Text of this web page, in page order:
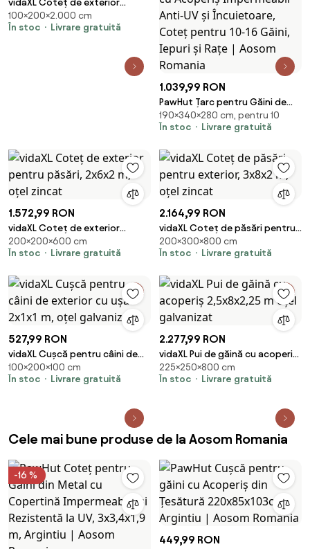
vidaXL Coteț de exterior
pentru păsări, 2x10x2 m, oțel
zincat
100×200×2.000 cm
În stoc
Livrare gratuită
1.039,99 RON
PawHut Țarc pentru Găini de
Exterior, 2.8x3.4x1.9m, 9.5㎡ Țarc
Metalic din Oțel Galvanizat cu
Încuietoare, Coteț pentru 10-
16 Găini, Iepuri și Rațe | Aosom
Romania
190×340×280 cm, pentru 10
În stoc
Livrare gratuită
1.572,99 RON
vidaXL Coteț de exterior
pentru păsări, 2x6x2 m, oțel
zincat
200×200×600 cm
În stoc
Livrare gratuită
2.164,99 RON
vidaXL Coteț de păsări pentru
exterior, 3x8x2 m, oțel zincat
200×300×800 cm
În stoc
Livrare gratuită
527,99 RON
vidaXL Cușcă pentru câini de
exterior cu ușă 2x1x1 m, oțel
galvanizat
100×200×100 cm
În stoc
Livrare gratuită
2.277,99 RON
vidaXL Pui de găină cu acoperiș
2,5x8x2,25 m oțel galvanizat
225×250×800 cm
În stoc
Livrare gratuită
Cele mai bune produse de la Aosom Romania
-16 %
449,99 RON